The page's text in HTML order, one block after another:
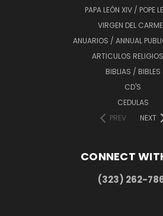
PAPA LEÓN XIV / POPE
VIRGEN DEL
ANUARIOS / ANNUAL
ARTICULOS
BIBLIAS / BIBLES
CD'S
CEDULAS
PREV
NEXT
CONNECT
(323) 262-